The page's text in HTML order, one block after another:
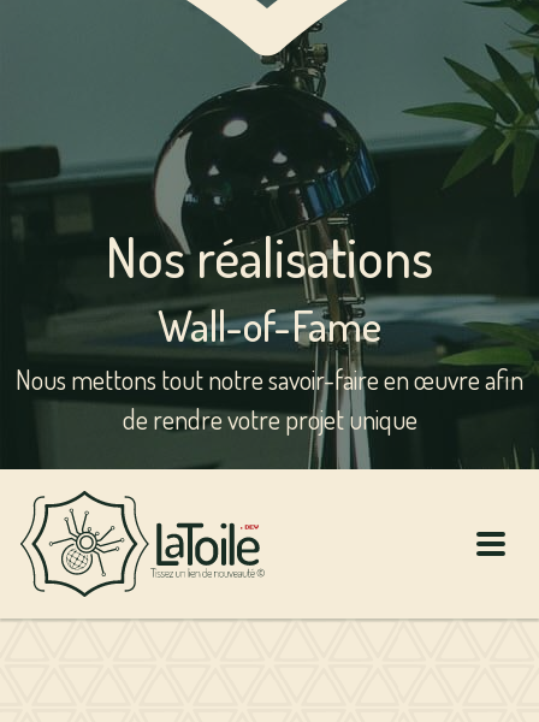
Nos réalisations
Wall-of-Fame
Nous mettons tout notre savoir-faire en œuvre afin
de rendre votre projet unique